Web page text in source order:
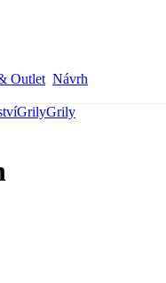
Outlet Návrh
GrilyGrily